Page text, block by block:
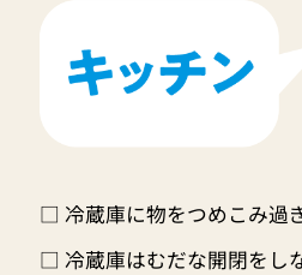
□ 冷蔵庫に物をつめこみ過
□ 冷蔵庫はむだな開閉をし